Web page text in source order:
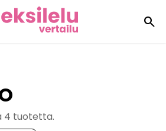
search
4 tuotetta.